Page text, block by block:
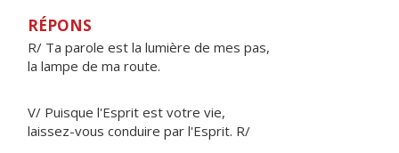
RÉPONS
R/ Ta parole est la lumière de mes pas,
la lampe de ma route.
V/ Puisque l'Esprit est votre vie,
laissez-vous conduire par l'Esprit. R/